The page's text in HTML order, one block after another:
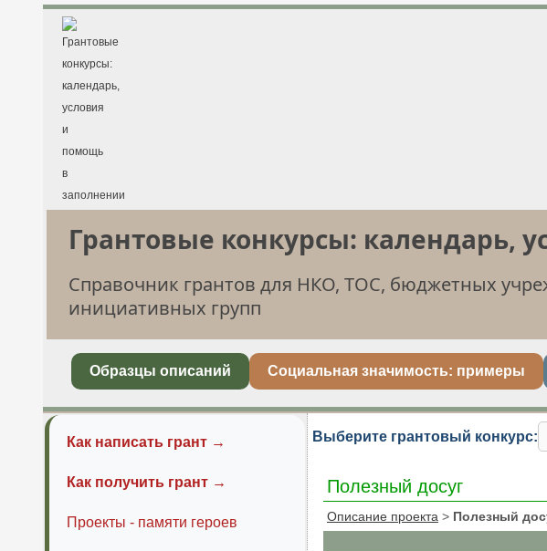
Грантовые конкурсы: календарь,
Справочник грантов для НКО, ТОС, бюджетных
инициативных групп
Образцы описаний Социальная значимость: примеры
Как написать грант →
Как получить грант →
Проекты - памяти героев
Выберите грантовый конкурс:
Полезный досуг
Описание проекта > Полезный